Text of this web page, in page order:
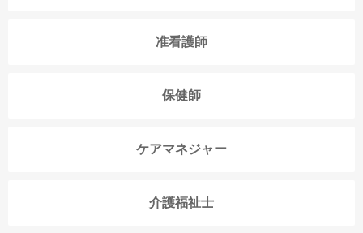
准看護師
保健師
ケアマネジャー
介護福祉士